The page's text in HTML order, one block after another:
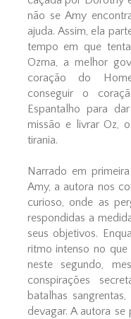
não se Amy
ajuda. Assim, ela
tempo em que
Ozma, a melhor
coração do
conseguir o
Espantalho para
missão e livrar Oz,
tirania.
Narrado em
Amy, a autora nos
curioso, onde as
respondidas a
seus objetivos.
ritmo intenso no que
neste segundo,
conspirações
batalhas
devagar. A autora